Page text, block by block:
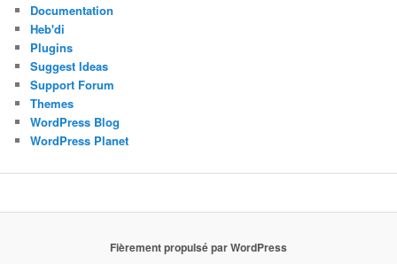
Documentation
Heb'di
Plugins
Suggest Ideas
Support Forum
Themes
WordPress Blog
WordPress Planet
Fièrement propulsé par WordPress